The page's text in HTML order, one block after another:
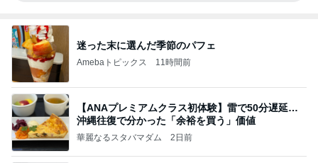
迷った末に選んだ季節のパフェ
Amebaトピックス 11時間前
【ANAプレミアムクラス初体験】雷で50分遅延…
沖縄往復で分かった「余裕を買う」価値
華麗なるスタバマダム 2日前